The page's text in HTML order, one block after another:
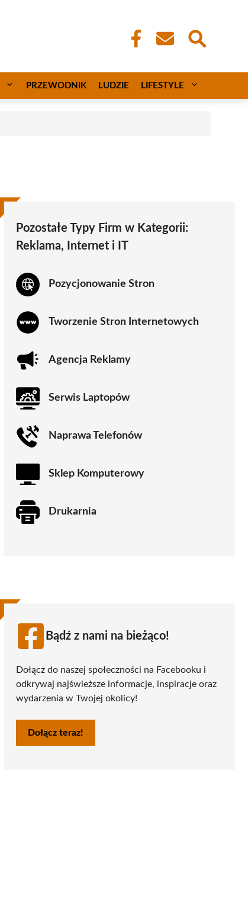
PRZEWODNIK LUDZIE LIFESTYLE
Pozostałe Typy Firm w Kategorii:
Reklama, Internet i IT
Pozycjonowanie Stron
Tworzenie Stron Internetowych
Agencja Reklamy
Serwis Laptopów
Naprawa Telefonów
Sklep Komputerowy
Drukarnia
Bądź z nami na bieżąco!
Dołącz do naszej społeczności na Facebooku i
odkrywaj najświeższe informacje, inspiracje oraz
wydarzenia w Twojej okolicy!
Dołącz teraz!